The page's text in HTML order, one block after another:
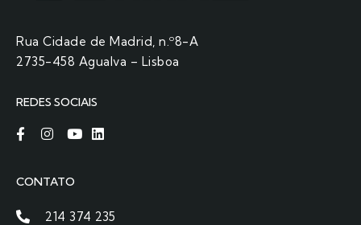
Rua Cidade de Madrid, n.º8-A
2735-458 Agualva – Lisboa
REDES SOCIAIS
CONTATO
214 374 235